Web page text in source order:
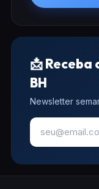
📩 Receba
BH
Newsletter